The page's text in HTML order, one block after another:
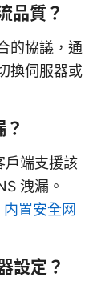
品質？
的協議，通
換伺服器或
戶端支援該
洩漏。
置安全网
設定？